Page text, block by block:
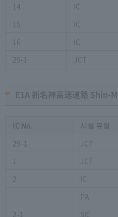
14
IC
15
IC
16
IC
29-1
JCT
E1A 新名神高速道路
29-1
JCT
1
JCT
2
IC
PA
2-1
SIC